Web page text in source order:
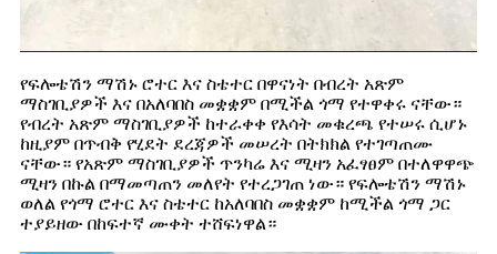
የፍሎቴሽን ማሽኑ ሮተር እና ስቴተር በዋናነት በብረት አጽም
ማስገቢያዎች እና በአለባበስ መቋቋም በሚችል ጎማ የተዋቀሩ ናቸው።
የብረት አጽም ማስገቢያዎች ከተራቀቀ የእሳት መቁረጫ የተሠሩ ሲሆኑ
ከዚያም በጥብቅ የሂደት ደረጃዎች መሠረት በትክክል የተገጣጠሙ
ናቸው። የአጽም ማስገቢያዎች ጥንካሬ እና ሚዛን አፈፃፀም በተለዋዋጭ
ሚዛን በኩል በማመጣጠን መለየት የተረጋገጠ ነው። የፍሎቴሽን ማሽኑ
ወለል የጎማ ሮተር እና ስቴተር ከአለባበስ መቋቋም ከሚችል ጎማ ጋር
ተያይዘው በከፍተኛ ሙቀት ተሸፍነዋል።